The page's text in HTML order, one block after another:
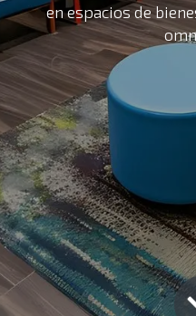
en espacios de